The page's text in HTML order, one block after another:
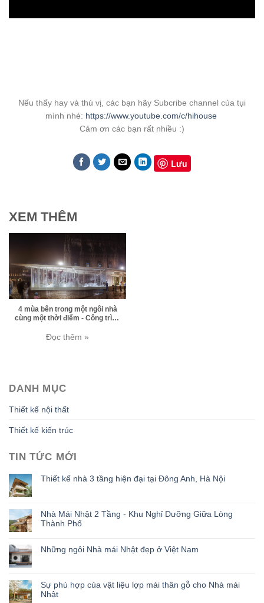
Nếu thấy hay và thú vị, các bạn hãy Subcribe channel của tụi
mình nhé: https://www.youtube.com/c/hihouse
Cảm ơn các bạn rất nhiều :)
Lưu
XEM THÊM
4 mùa bên trong một ngôi nhà
cùng một thời điểm - Công trình
triển lãm Milan
Đọc thêm »
DANH MỤC
Thiết kế nội thất
Thiết kế kiến trúc
TIN TỨC MỚI
Thiết kế nhà 3 tầng hiện đại tại Đông Anh, Hà Nội
Nhà Mái Nhật 2 Tầng - Khu Nghỉ Dưỡng Giữa Lòng
Thành Phố
Những ngôi Nhà mái Nhật đẹp ở Việt Nam
Sự phù hợp của vật liệu lợp mái thân gỗ cho Nhà mái
Nhật